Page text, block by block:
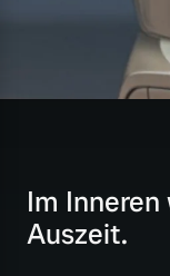
Im
Auszeit.